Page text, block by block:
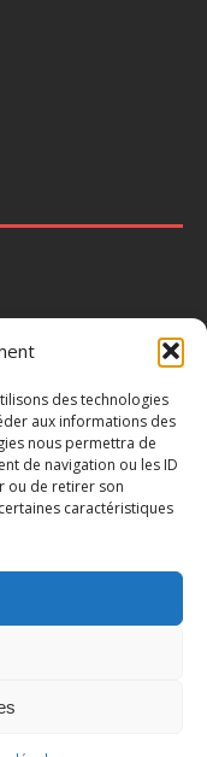
des technologies
aux informations des
nous permettra de
de navigation ou les ID
ou de retirer son
caractéristiques
par WordPress